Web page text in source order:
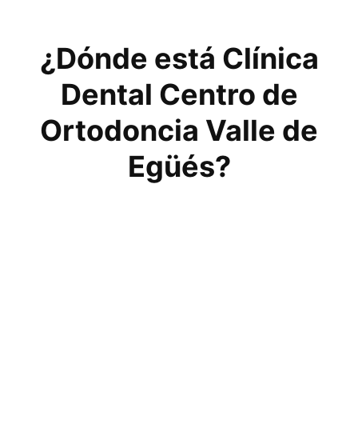
¿Dónde está Clínica
Dental Centro de
Ortodoncia Valle de
Egüés?